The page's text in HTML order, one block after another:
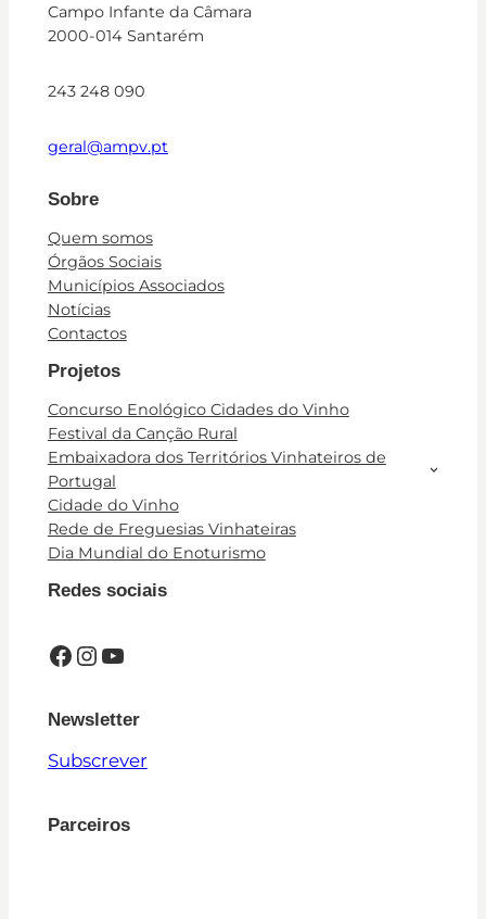
Campo Infante da Câmara
2000-014 Santarém
243 248 090
geral@ampv.pt
Sobre
Quem somos
Órgãos Sociais
Municípios Associados
Notícias
Contactos
Projetos
Concurso Enológico Cidades do Vinho
Festival da Canção Rural
Embaixadora dos Territórios Vinhateiros de
Portugal
Cidade do Vinho
Rede de Freguesias Vinhateiras
Dia Mundial do Enoturismo
Redes sociais
Facebook InstagramYouTube
Newsletter
Subscrever
Parceiros